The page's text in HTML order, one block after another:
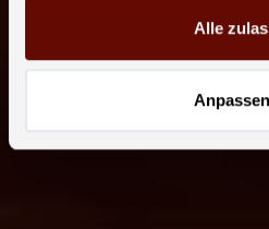
Alle
Anpassen